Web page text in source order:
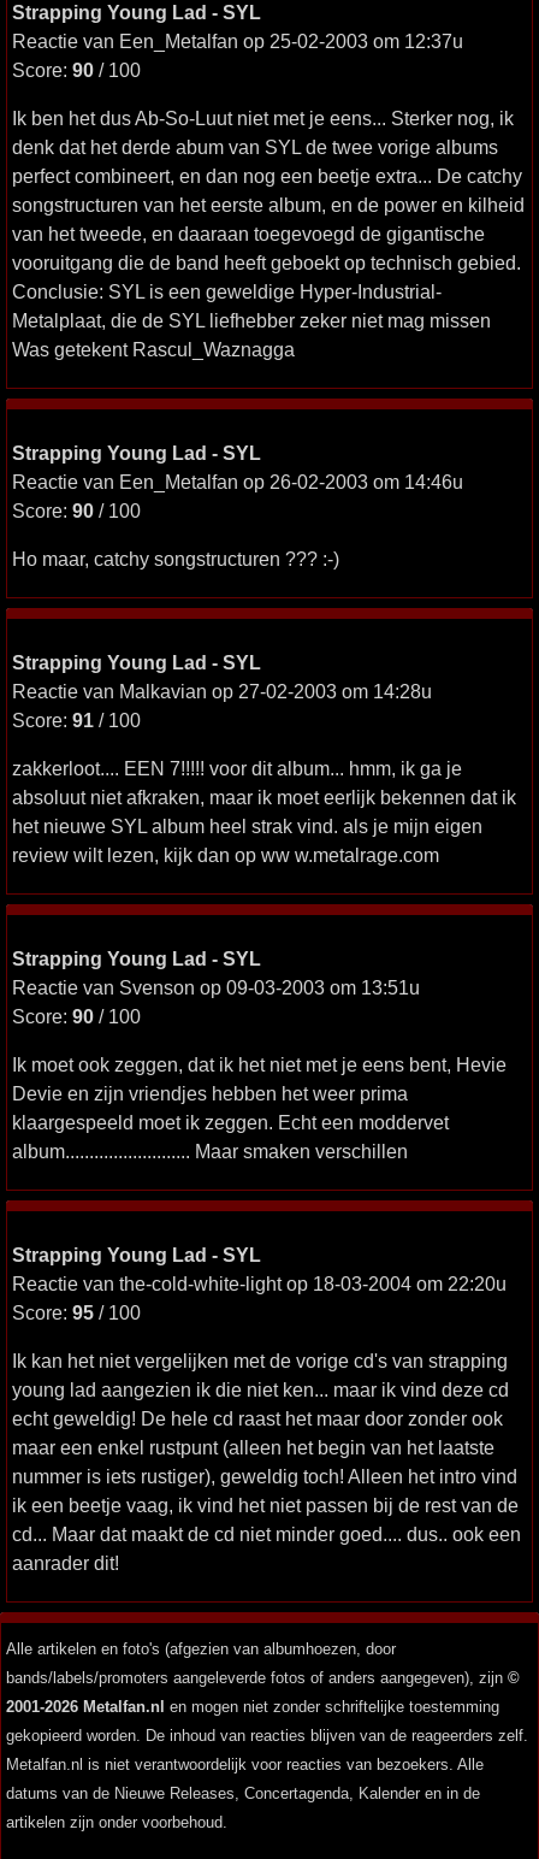
Strapping Young Lad - SYL
Reactie van Een_Metalfan op 25-02-2003 om 12:37u
Score: 90 / 100
Ik ben het dus Ab-So-Luut niet met je eens... Sterker nog, ik
denk dat het derde abum van SYL de twee vorige albums
perfect combineert, en dan nog een beetje extra... De catchy
songstructuren van het eerste album, en de power en kilheid
van het tweede, en daaraan toegevoegd de gigantische
vooruitgang die de band heeft geboekt op technisch gebied.
Conclusie: SYL is een geweldige Hyper-Industrial-
Metalplaat, die de SYL liefhebber zeker niet mag missen
Was getekent Rascul_Waznagga
Strapping Young Lad - SYL
Reactie van Een_Metalfan op 26-02-2003 om 14:46u
Score: 90 / 100
Ho maar, catchy songstructuren ??? :-)
Strapping Young Lad - SYL
Reactie van Malkavian op 27-02-2003 om 14:28u
Score: 91 / 100
zakkerloot.... EEN 7!!!!! voor dit album... hmm, ik ga je
absoluut niet afkraken, maar ik moet eerlijk bekennen dat ik
het nieuwe SYL album heel strak vind. als je mijn eigen
review wilt lezen, kijk dan op ww w.metalrage.com
Strapping Young Lad - SYL
Reactie van Svenson op 09-03-2003 om 13:51u
Score: 90 / 100
Ik moet ook zeggen, dat ik het niet met je eens bent, Hevie
Devie en zijn vriendjes hebben het weer prima
klaargespeeld moet ik zeggen. Echt een moddervet
album.......................... Maar smaken verschillen
Strapping Young Lad - SYL
Reactie van the-cold-white-light op 18-03-2004 om 22:20u
Score: 95 / 100
Ik kan het niet vergelijken met de vorige cd's van strapping
young lad aangezien ik die niet ken... maar ik vind deze cd
echt geweldig! De hele cd raast het maar door zonder ook
maar een enkel rustpunt (alleen het begin van het laatste
nummer is iets rustiger), geweldig toch! Alleen het intro vind
ik een beetje vaag, ik vind het niet passen bij de rest van de
cd... Maar dat maakt de cd niet minder goed.... dus.. ook een
aanrader dit!
Alle artikelen en foto's (afgezien van albumhoezen, door
bands/labels/promoters aangeleverde fotos of anders aangegeven), zijn ©
2001-2026 Metalfan.nl en mogen niet zonder schriftelijke toestemming
gekopieerd worden. De inhoud van reacties blijven van de reageerders zelf.
Metalfan.nl is niet verantwoordelijk voor reacties van bezoekers. Alle
datums van de Nieuwe Releases, Concertagenda, Kalender en in de
artikelen zijn onder voorbehoud.